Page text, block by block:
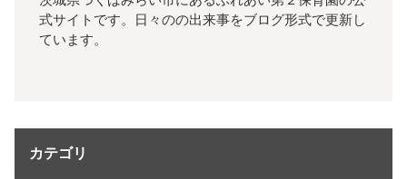
式サイトです。日々のの出来事をブログ形式で更新し
ています。
カテゴリ